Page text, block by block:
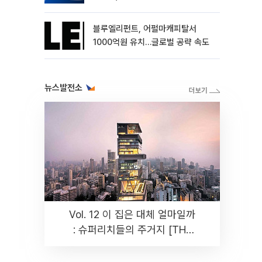
블루엘리펀트, 어펄마캐피탈서
1000억원 유치…글로벌 공략 속도
뉴스발전소
Vol. 12 이 집은 대체 얼마일까
: 슈퍼리치들의 주거지 [THE